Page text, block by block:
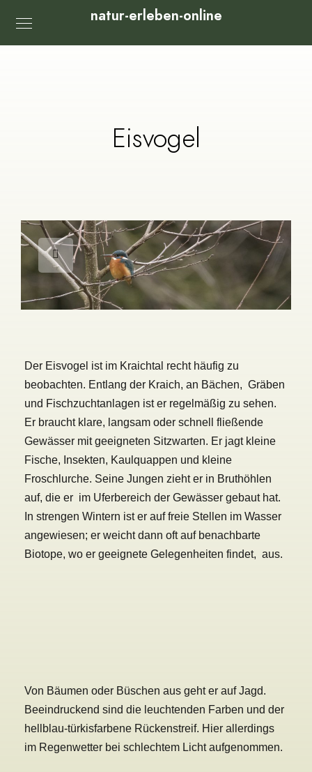
natur-erleben-online
Eisvogel
Der Eisvogel ist im Kraichtal recht häufig zu
beobachten. Entlang der Kraich, an Bächen, Gräben
und Fischzuchtanlagen ist er regelmäßig zu sehen.
Er braucht klare, langsam oder schnell fließende
Gewässer mit geeigneten Sitzwarten. Er jagt kleine
Fische, Insekten, Kaulquappen und kleine
Froschlurche. Seine Jungen zieht er in Bruthöhlen
auf, die er im Uferbereich der Gewässer gebaut hat.
In strengen Wintern ist er auf freie Stellen im Wasser
angewiesen; er weicht dann oft auf benachbarte
Biotope, wo er geeignete Gelegenheiten findet, aus.
Von Bäumen oder Büschen aus geht er auf Jagd.
Beeindruckend sind die leuchtenden Farben und der
hellblau-türkisfarbene Rückenstreif. Hier allerdings
im Regenwetter bei schlechtem Licht aufgenommen.